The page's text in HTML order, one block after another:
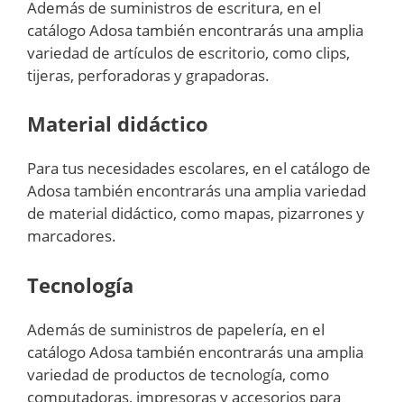
Además de suministros de escritura, en el
catálogo Adosa también encontrarás una amplia
variedad de artículos de escritorio, como clips,
tijeras, perforadoras y grapadoras.
Material didáctico
Para tus necesidades escolares, en el catálogo de
Adosa también encontrarás una amplia variedad
de material didáctico, como mapas, pizarrones y
marcadores.
Tecnología
Además de suministros de papelería, en el
catálogo Adosa también encontrarás una amplia
variedad de productos de tecnología, como
computadoras, impresoras y accesorios para